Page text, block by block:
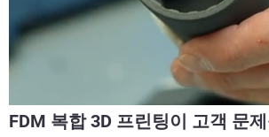
FDM 복합 3D 프린팅이 고객 문